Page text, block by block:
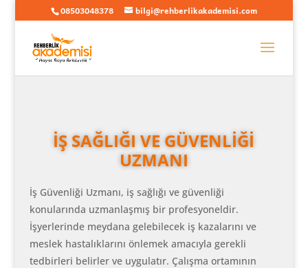
08503048378 bilgi@rehberlikakademisi.com
İŞ SAĞLIĞI VE GÜVENLİĞİ
UZMANI
İş Güvenliği Uzmanı, iş sağlığı ve güvenliği
konularında uzmanlaşmış bir profesyoneldir.
İşyerlerinde meydana gelebilecek iş kazalarını ve
meslek hastalıklarını önlemek amacıyla gerekli
tedbirleri belirler ve uygulatır. Çalışma ortamının